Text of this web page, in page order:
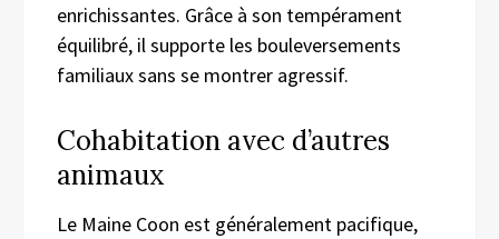
enrichissantes. Grâce à son tempérament
équilibré, il supporte les bouleversements
familiaux sans se montrer agressif.
Cohabitation avec d’autres
animaux
Le Maine Coon est généralement pacifique,